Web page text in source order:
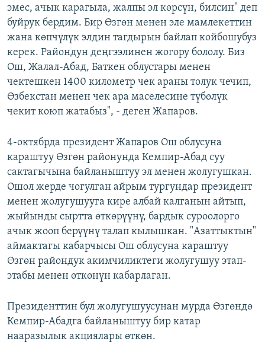
эмес, ачык карагыла, жалпы эл көрсүн, билсин" деп
буйрук бердим. Бир Өзгөн менен эле мамлекеттин
жана көпчүлүк элдин тагдырын байлап койбошубуз
керек. Райондун деңгээлинен жогору бололу. Биз
Ош, Жалал-Абад, Баткен облустары менен
чектешкен 1400 километр чек араны толук чечип,
Өзбекстан менен чек ара маселесине түбөлүк
чекит коюп жатабыз", - деген Жапаров.
4-октябрда президент Жапаров Ош облусуна
караштуу Өзгөн районунда Кемпир-Абад суу
сактагычына байланыштуу эл менен жолугушкан.
Ошол жерде чогулган айрым тургундар президент
менен жолугушууга кире албай калганын айтып,
жыйынды сыртта өткөрүүнү, бардык суроолорго
ачык жооп берүүнү талап кылышкан. "Азаттыктын"
аймактагы кабарчысы Ош облусуна караштуу
Өзгөн райондук акимчиликтеги жолугушуу этап-
этабы менен өткөнүн кабарлаган.
Президенттин бул жолугушуусунан мурда Өзгөндө
Кемпир-Абадга байланыштуу бир катар
нааразылык акциялары өткөн.